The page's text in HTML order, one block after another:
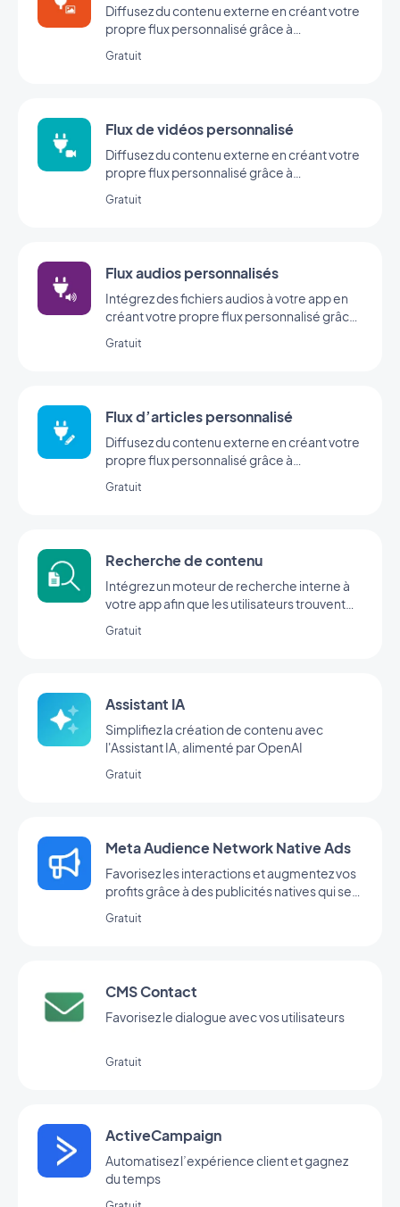
Diffusez du contenu externe en créant votre
propre flux personnalisé grâce à
Gratuit
Flux de vidéos personnalisé
Diffusez du contenu externe en créant votre
propre flux personnalisé grâce à
Gratuit
Flux audios personnalisés
Intégrez des fichiers audios à votre app en
créant votre propre flux personnalisé grâce
GoodBarber.
Gratuit
Flux d’articles personnalisé
Diffusez du contenu externe en créant votre
propre flux personnalisé grâce à
Gratuit
Recherche de contenu
Intégrez un moteur de recherche interne à
votre app afin que les utilisateurs trouvent
l’extension Recherche de GoodBarber.
Gratuit
Assistant IA
Simplifiez la création de contenu avec
l'Assistant IA, alimenté par OpenAI
Gratuit
Meta Audience Network Native Ads
Favorisez les interactions et augmentez vos
profits grâce à des publicités natives qui se
(anciennement Facebook Native Ads)
Gratuit
CMS Contact
Favorisez le dialogue avec vos utilisateurs
Gratuit
ActiveCampaign
Automatisez l’expérience client et gagnez
du temps